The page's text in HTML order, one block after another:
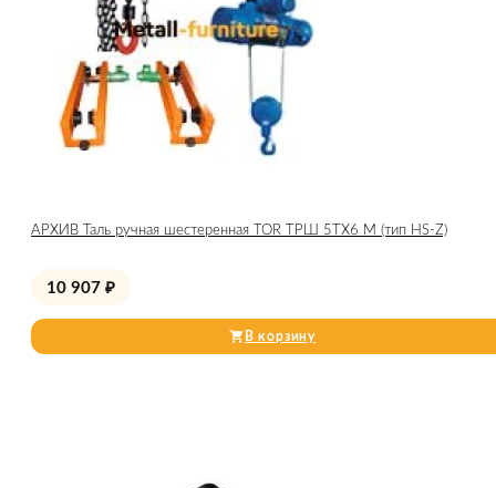
АРХИВ Таль ручная шестеренная TOR ТРШ 5ТХ6 М (тип HS-Z)
10 907 ₽
В корзину